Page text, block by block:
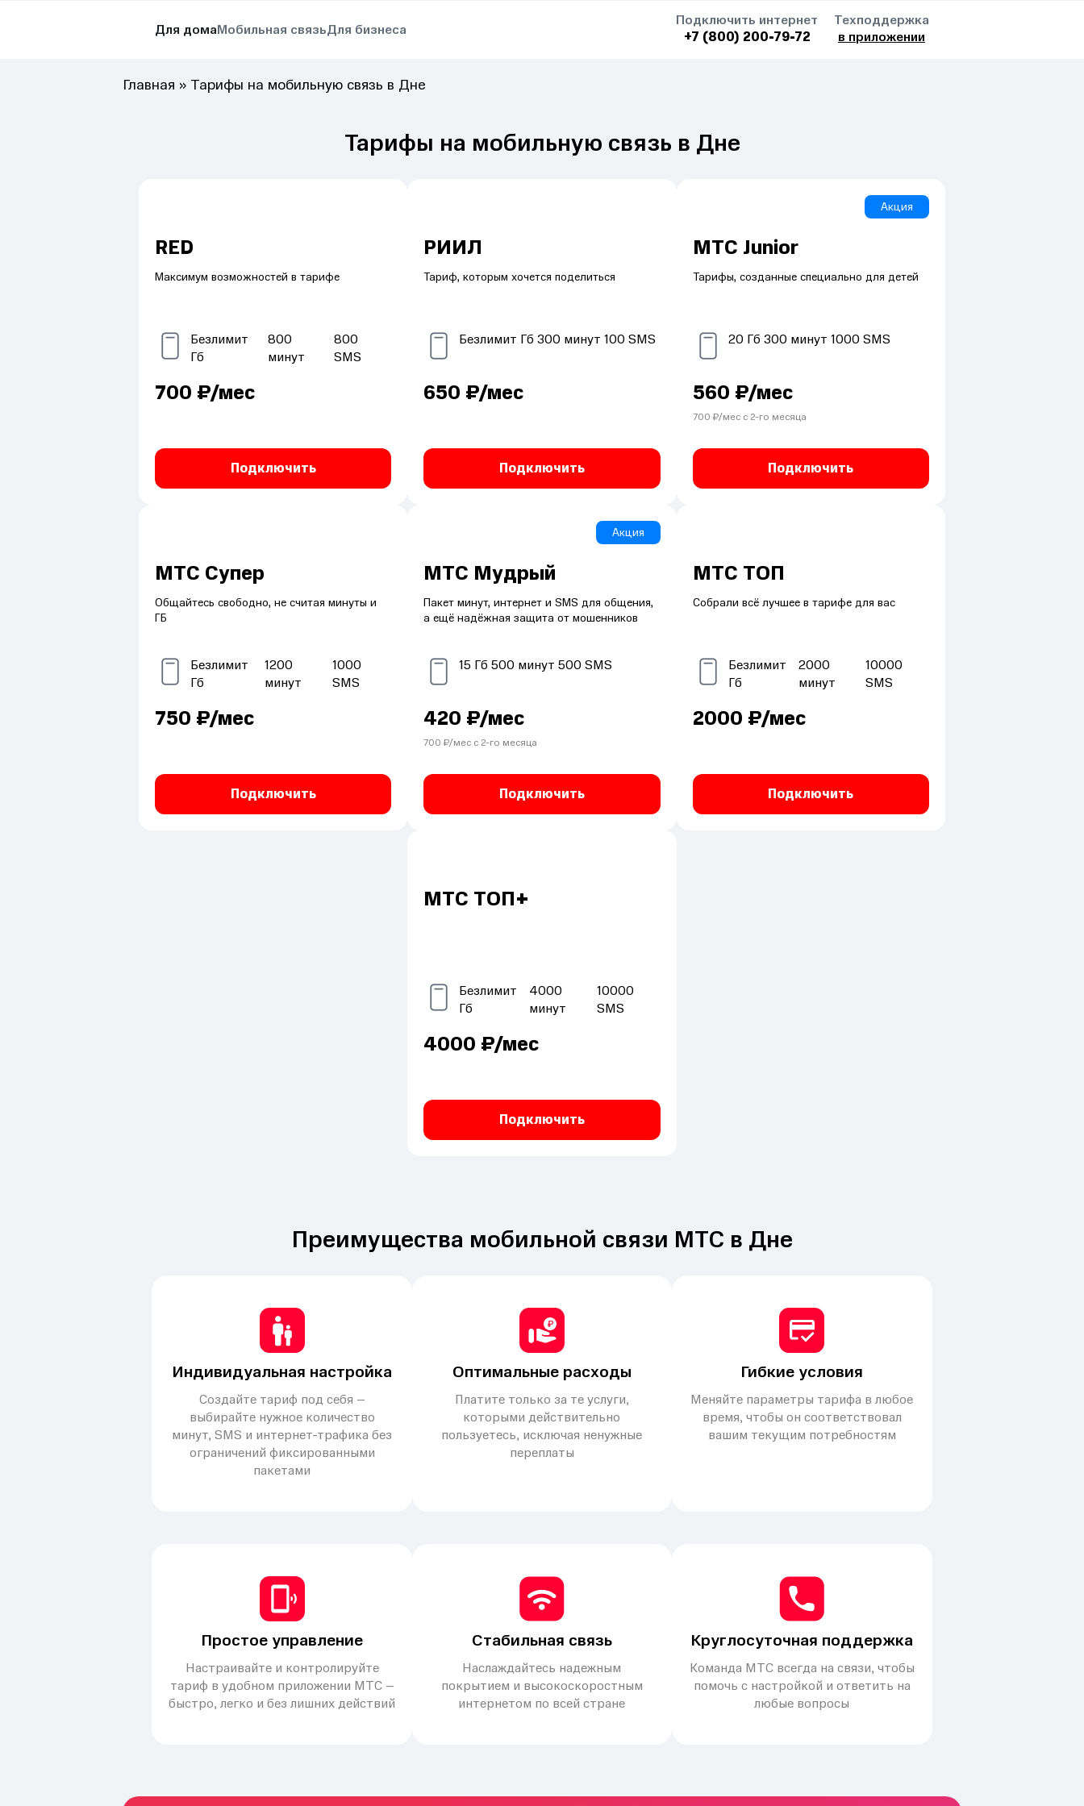
Для домаМобильная связьДля бизнеса
Подключить интернет
+7 (800) 200-79-72
Техподдержка
в приложении
Главная » Тарифы на мобильную связь в Дне
Тарифы на мобильную связь в Дне
RED
Максимум возможностей в тарифе
Безлимит
Гб
800
минут
800
SMS
700 ₽/мес
Подключить
РИИЛ
Тариф, которым хочется поделиться
Безлимит Гб 300 минут 100SMS
650 ₽/мес
Подключить
Акция
МТС Junior
Тарифы, созданные специально для детей
20 Гб 300 минут 1000SMS
560 ₽/мес
700 ₽/мес с 2-го месяца
Подключить
МТС Супер
Общайтесь свободно, не считая минуты и
ГБ
Безлимит
Гб
1200
минут
1000
SMS
750 ₽/мес
Подключить
Акция
МТС Мудрый
Пакет минут, интернет и SMS для общения,
а ещё надёжная защита от мошенников
15 Гб 500 минут 500SMS
420 ₽/мес
700 ₽/мес с 2-го месяца
Подключить
МТС ТОП
Собрали всё лучшее в тарифе для вас
Безлимит
Гб
2000
минут
10000
SMS
2000 ₽/мес
Подключить
МТС ТОП+
Безлимит
Гб
4000
минут
10000
SMS
4000 ₽/мес
Подключить
Преимущества мобильной связи МТС в Дне
Индивидуальная настройка
Создайте тариф под себя –
выбирайте нужное количество
минут, SMS и интернет-трафика без
ограничений фиксированными
пакетами
Оптимальные расходы
Платите только за те услуги,
которыми действительно
пользуетесь, исключая ненужные
переплаты
Гибкие условия
Меняйте параметры тарифа в любое
время, чтобы он соответствовал
вашим текущим потребностям
Простое управление
Настраивайте и контролируйте
тариф в удобном приложении МТС –
быстро, легко и без лишних действий
Стабильная связь
Наслаждайтесь надежным
покрытием и высокоскоростным
интернетом по всей стране
Круглосуточная поддержка
Команда МТС всегда на связи, чтобы
помочь с настройкой и ответить на
любые вопросы